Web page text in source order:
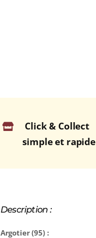
Click & Collect
simple et rapide
Description :
Argotier (95) :